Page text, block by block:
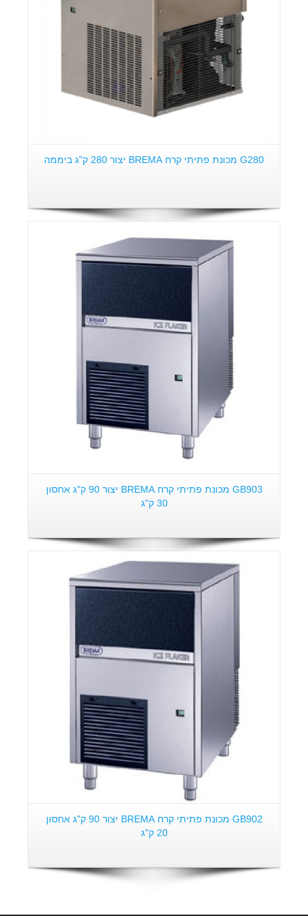
G280 מכונת פתיתי קרח BREMA יצור 280 ק"ג ביממה
GB903 מכונת פתיתי קרח BREMA יצור 90 ק"ג אחסון
30 ק"ג
GB902 מכונת פתיתי קרח BREMA יצור 90 ק"ג אחסון
20 ק"ג